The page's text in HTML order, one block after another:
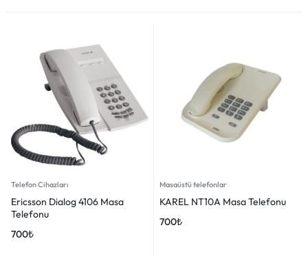
Telefon Cihazları
Ericsson Dialog 4106 Masa
Telefonu
700₺
Masaüstü telefonlar
KAREL NT10A Masa Telefonu
700₺